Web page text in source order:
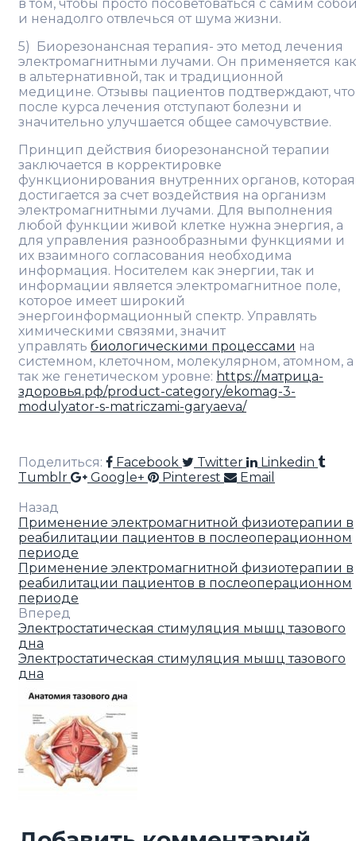
в том, чтобы просто посоветоваться с самим
и ненадолго отвлечься от шума жизни.
5) Биорезонансная терапия- это метод лечения
электромагнитными лучами. Он применяется как
в альтернативной, так и традиционной
медицине. Отзывы пациентов подтверждают, что
после курса лечения отступают болезни и
значительно улучшается общее самочувствие.
Принцип действия биорезонансной терапии
заключается в корректировке
функционирования внутренних органов, которая
достигается за счет воздействия на организм
электромагнитными лучами. Для выполнения
любой функции живой клетке нужна энергия, а
для управления разнообразными функциями и
их взаимного согласования необходима
информация. Носителем как энергии, так и
информации является электромагнитное поле,
которое имеет широкий
энергоинформационный спектр. Управлять
химическими связями, значит
управлять биологическими процессами на
системном, клеточном, молекулярном, атомном, а
так же генетическом уровне: https://матрица-
здоровья.рф/product-category/ekomag-3-
modulyator-s-matriczami-garyaeva/
Поделиться: Facebook Twitter
Linkedin
Tumblr
Google+ Pinterest
Email
Назад
Применение электромагнитной физиотерапии в
реабилитации пациентов в послеоперационном
периоде
Применение электромагнитной физиотерапии в
реабилитации пациентов в послеоперационном
периоде
Вперед
Электростатическая стимуляция мышц тазового
дна
Электростатическая стимуляция мышц тазового
дна